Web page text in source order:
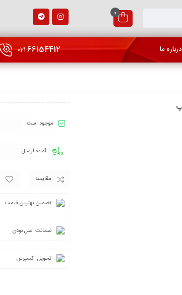
0
درباره ما 66154412
021
موجود است
آماده ارسال
مقایسه
تضمین بهترین قیمت
ضمانت اصل بودن
تحویل اکسپرس